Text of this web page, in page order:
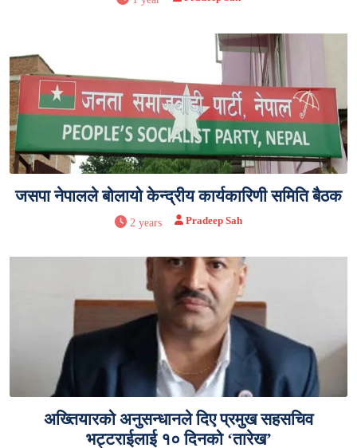
जसपा नेपालले बोलायो केन्द्रीय कार्यकारिणी समिति बैठक
2 years Pradeep Sah
अख्तियारको अनुसन्धानले दिए प्रमुख सहसचिव
भट्टराईलाई १० दिनको ‘तारेख’